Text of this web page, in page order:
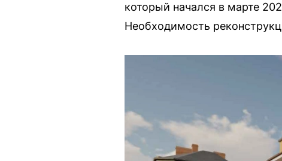
который начался в марте
Необходимость